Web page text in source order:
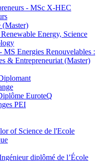
- MSc X-HEC
(Master)
Energy, Science
Energies Renouvelables :
& Entrepreneuriat (Master)
EuroteQ
PEI
of Science de l'Ecole
diplômé de l’École